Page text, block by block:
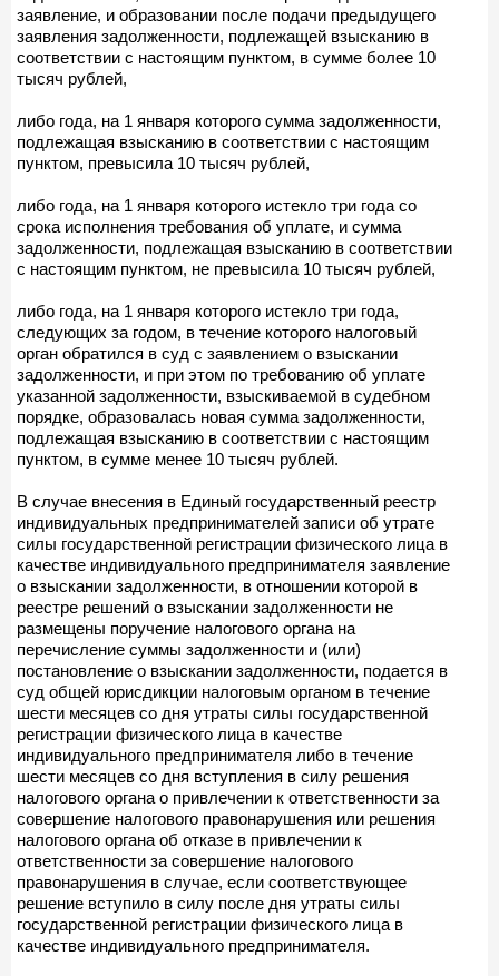
заявление, и образовании после подачи предыдущего
заявления задолженности, подлежащей взысканию в
соответствии с настоящим пунктом, в сумме более 10
тысяч рублей,
либо года, на 1 января которого сумма задолженности,
подлежащая взысканию в соответствии с настоящим
пунктом, превысила 10 тысяч рублей,
либо года, на 1 января которого истекло три года со
срока исполнения требования об уплате, и сумма
задолженности, подлежащая взысканию в соответствии
с настоящим пунктом, не превысила 10 тысяч рублей,
либо года, на 1 января которого истекло три года,
следующих за годом, в течение которого налоговый
орган обратился в суд с заявлением о взыскании
задолженности, и при этом по требованию об уплате
указанной задолженности, взыскиваемой в судебном
порядке, образовалась новая сумма задолженности,
подлежащая взысканию в соответствии с настоящим
пунктом, в сумме менее 10 тысяч рублей.
В случае внесения в Единый государственный реестр
индивидуальных предпринимателей записи об утрате
силы государственной регистрации физического лица в
качестве индивидуального предпринимателя заявление
о взыскании задолженности, в отношении которой в
реестре решений о взыскании задолженности не
размещены поручение налогового органа на
перечисление суммы задолженности и (или)
постановление о взыскании задолженности, подается в
суд общей юрисдикции налоговым органом в течение
шести месяцев со дня утраты силы государственной
регистрации физического лица в качестве
индивидуального предпринимателя либо в течение
шести месяцев со дня вступления в силу решения
налогового органа о привлечении к ответственности за
совершение налогового правонарушения или решения
налогового органа об отказе в привлечении к
ответственности за совершение налогового
правонарушения в случае, если соответствующее
решение вступило в силу после дня утраты силы
государственной регистрации физического лица в
качестве индивидуального предпринимателя.